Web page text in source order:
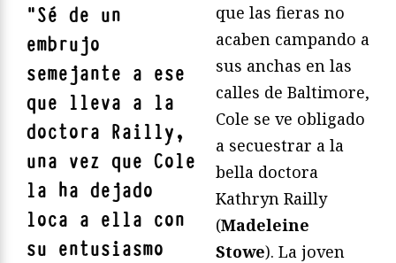
"Sé de un
embrujo
semejante a ese
que lleva a la
doctora Railly,
una vez que Cole
la ha dejado
loca a ella con
su entusiasmo
que las fieras no
acaben campando a
sus anchas en las
calles de Baltimore,
Cole se ve obligado
a secuestrar a la
bella doctora
Kathryn Railly
(Madeleine
Stowe). La joven